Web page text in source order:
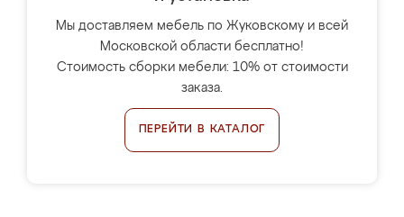
Мы доставляем мебель по Жуковскому и всей
Московской области бесплатно!
Стоимость сборки мебели: 10% от стоимости
заказа.
ПЕРЕЙТИ В КАТАЛОГ